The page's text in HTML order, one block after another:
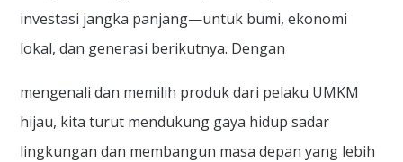
investasi jangka panjang—untuk bumi, ekonomi
lokal, dan generasi berikutnya. Dengan
mengenali dan memilih produk dari pelaku UMKM
hijau, kita turut mendukung gaya hidup sadar
lingkungan dan membangun masa depan yang lebih